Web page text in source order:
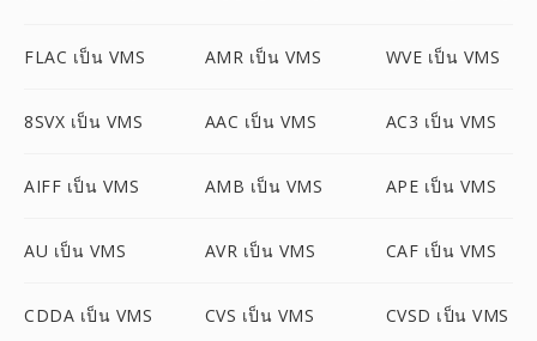
FLAC เป็น VMS AMR เป็น VMS WVE เป็น VMS
8SVX เป็น VMS AAC เป็น VMS AC3 เป็น VMS
AIFF เป็น VMS AMB เป็น VMS APE เป็น VMS
AU เป็น VMS AVR เป็น VMS CAF เป็น VMS
CDDA เป็น VMS CVS เป็น VMS CVSD เป็น VMS